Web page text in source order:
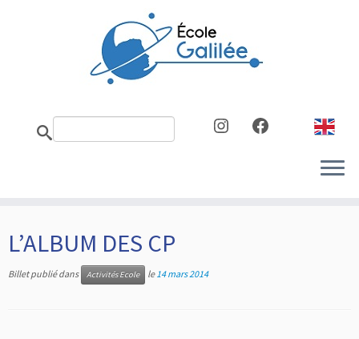
Facebook
Instagram
L’ALBUM DES CP
Billet publié dans Activités Ecole le14 mars 2014